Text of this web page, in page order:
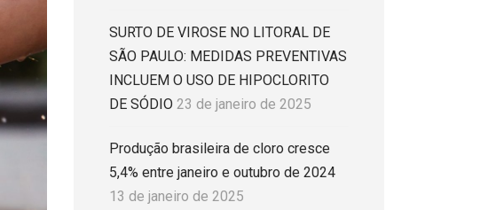
SURTO DE VIROSE NO LITORAL DE
SÃO PAULO: MEDIDAS PREVENTIVAS
INCLUEM O USO DE HIPOCLORITO
DE SÓDIO 23 de janeiro de 2025
Produção brasileira de cloro cresce
5,4% entre janeiro e outubro de 2024
13 de janeiro de 2025